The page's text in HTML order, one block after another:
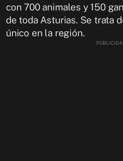
con 700 animales y 150
de toda Asturias. Se trata
único en la región.